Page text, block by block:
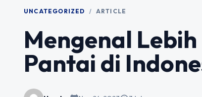
UNCATEGORIZED / ARTICLE
Mengenal
Pantai di